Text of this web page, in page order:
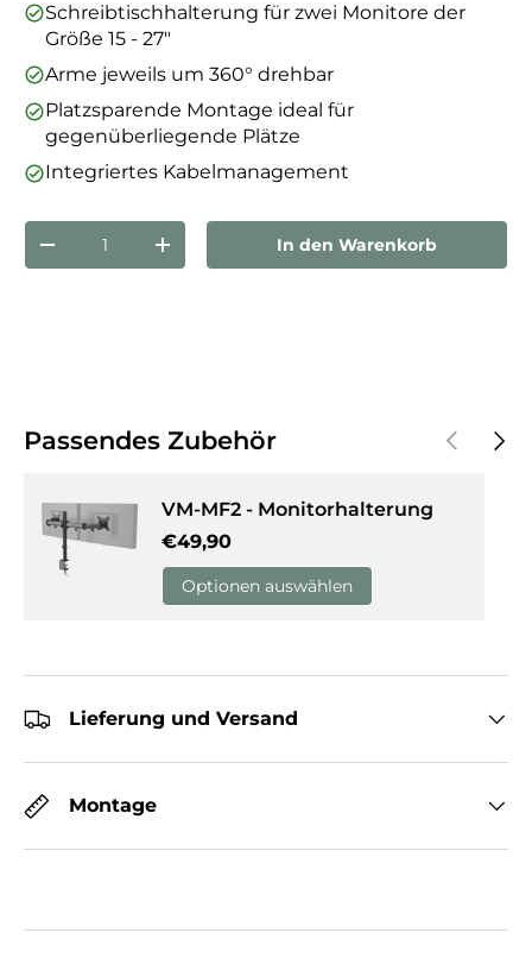
Schreibtischhalterung für zwei Monitore der
Größe 15 - 27"
Arme jeweils um 360° drehbar
Platzsparende Montage ideal für
gegenüberliegende Plätze
Integriertes Kabelmanagement
Anzahl
Menge verringernMenge erhöhenIn den Warenkorb
Passendes Zubehör Vorherige
VM-MF2 - Monitorhalterung
Normaler Preis
€49,90
Optionen auswählen
Lieferung und Versand
Montage